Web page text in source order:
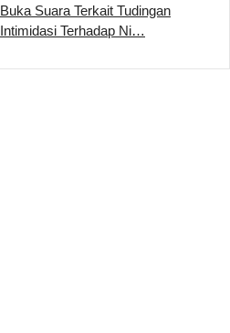
Buka Suara Terkait Tudingan
Intimidasi Terhadap Ni…